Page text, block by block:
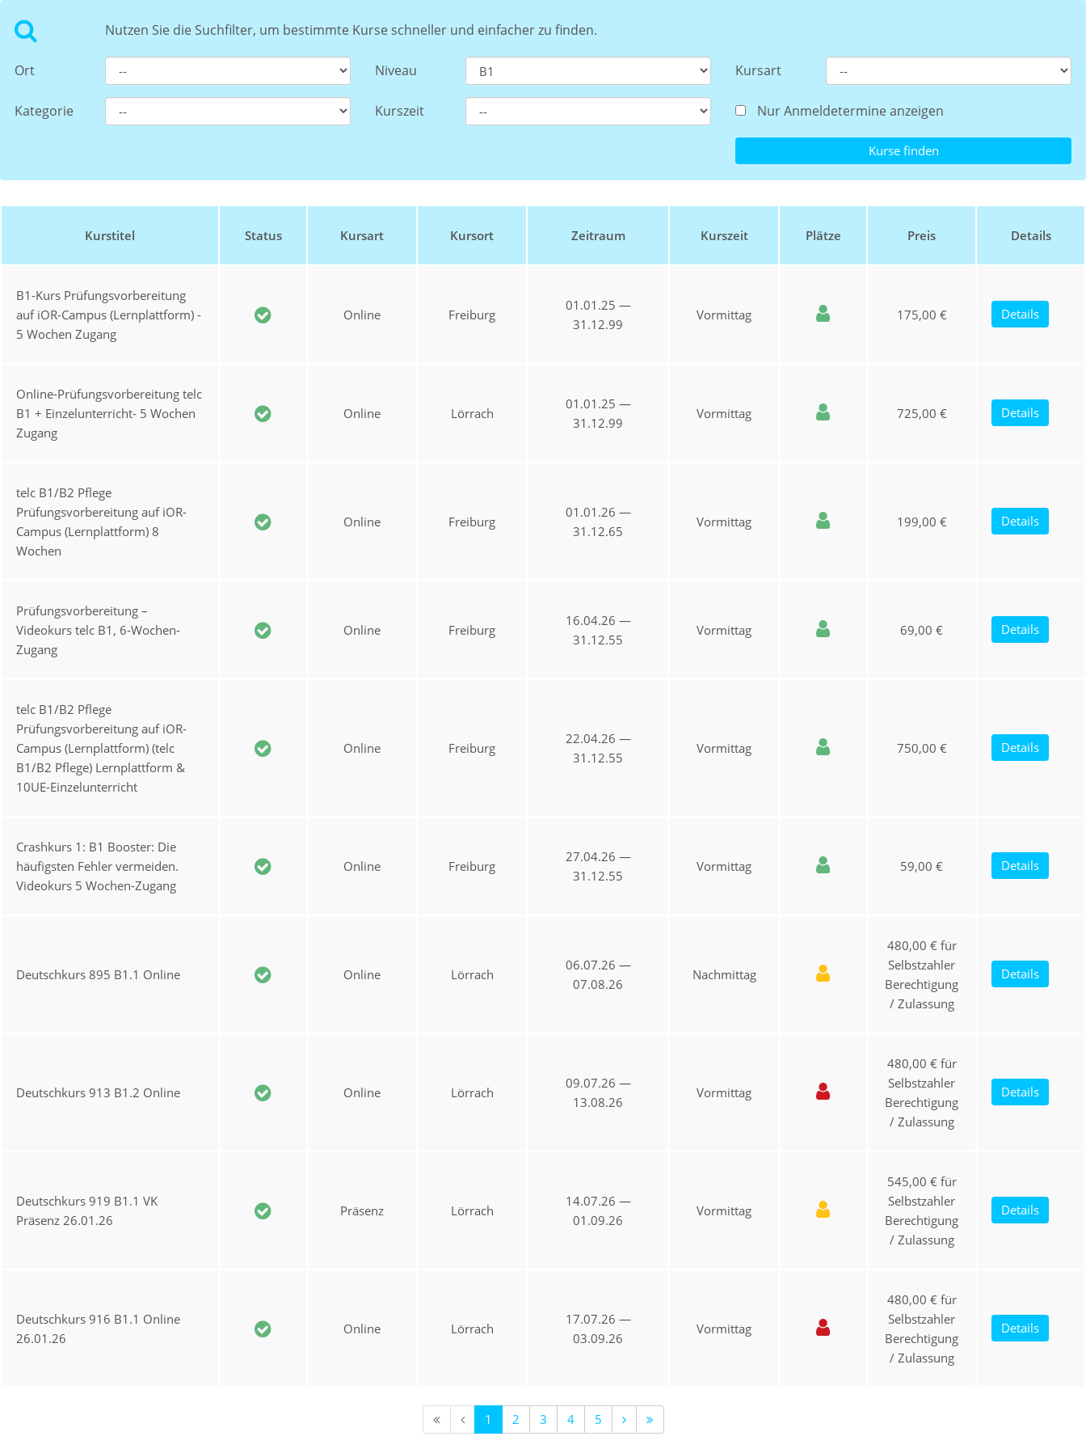
Nutzen Sie die Suchfilter, um bestimmte Kurse schneller und einfacher zu finden.
Ort Niveau Kursart
Kategorie Kurszeit Nur Anmeldetermine anzeigen
Kurstitel Status Kursart Kursort Zeitraum Kurszeit Plätze Preis Details
B1-Kurs Prüfungsvorbereitung
auf iOR-Campus (Lernplattform) -
5 Wochen Zugang
Online Freiburg
01.01.25 —
31.12.99
Vormittag 175,00 € Details
Online-Prüfungsvorbereitung telc
B1 + Einzelunterricht- 5 Wochen
Zugang
Online Lörrach
01.01.25 —
31.12.99
Vormittag 725,00 € Details
telc B1/B2 Pflege
Prüfungsvorbereitung auf iOR-
Campus (Lernplattform) 8
Wochen
Online Freiburg
01.01.26 —
31.12.65
Vormittag 199,00 € Details
Prüfungsvorbereitung –
Videokurs telc B1, 6-Wochen-
Zugang
Online Freiburg
16.04.26 —
31.12.55
Vormittag 69,00 € Details
telc B1/B2 Pflege
Prüfungsvorbereitung auf iOR-
Campus (Lernplattform) (telc
B1/B2 Pflege) Lernplattform &
10UE-Einzelunterricht
Online Freiburg
22.04.26 —
31.12.55
Vormittag 750,00 € Details
Crashkurs 1: B1 Booster: Die
häufigsten Fehler vermeiden.
Videokurs 5 Wochen-Zugang
Online Freiburg
27.04.26 —
31.12.55
Vormittag 59,00 € Details
Deutschkurs 895 B1.1 Online Online Lörrach
06.07.26 —
07.08.26
Nachmittag
480,00 € für
Selbstzahler
Berechtigung
/ Zulassung
Details
Deutschkurs 913 B1.2 Online Online Lörrach
09.07.26 —
13.08.26
Vormittag
480,00 € für
Selbstzahler
Berechtigung
/ Zulassung
Details
Deutschkurs 919 B1.1 VK
Präsenz 26.01.26
Präsenz Lörrach
14.07.26 —
01.09.26
Vormittag
545,00 € für
Selbstzahler
Berechtigung
/ Zulassung
Details
Deutschkurs 916 B1.1 Online
26.01.26
Online Lörrach
17.07.26 —
03.09.26
Vormittag
480,00 € für
Selbstzahler
Berechtigung
/ Zulassung
Details
1 2 3 4 5